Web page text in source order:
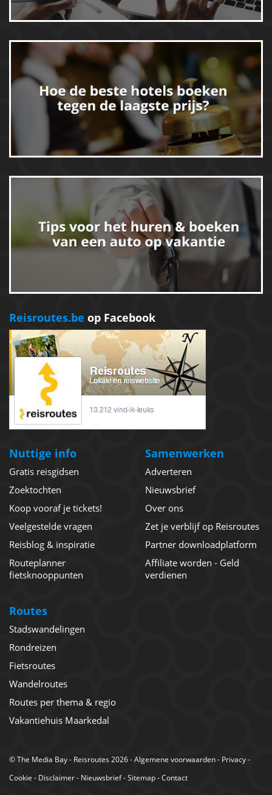
Reisroutes.be op Facebook
Nuttige info
Gratis reisgidsen
Zoektochten
Koop vooraf je tickets!
Veelgestelde vragen
Reisblog & inspiratie
Routeplanner
fietsknooppunten
Samenwerken
Adverteren
Nieuwsbrief
Over ons
Zet je verblijf op Reisroutes
Partner downloadplatform
Affiliate worden - Geld
verdienen
Routes
Stadswandelingen
Rondreizen
Fietsroutes
Wandelroutes
Routes per thema & regio
Vakantiehuis Maarkedal
©The Media Bay- Reisroutes 2026 -Algemene voorwaarden- Privacy-
Cookie - Disclaimer- Nieuwsbrief-Sitemap-Contact